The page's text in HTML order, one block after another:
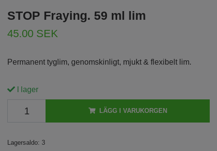
STOP Fraying. 59 ml lim
45.00 SEK
Permanent tyglim, genomskinligt, mjukt & flexibelt lim.
I lager
LÄGG I VARUKORGEN
Lagersaldo: 3